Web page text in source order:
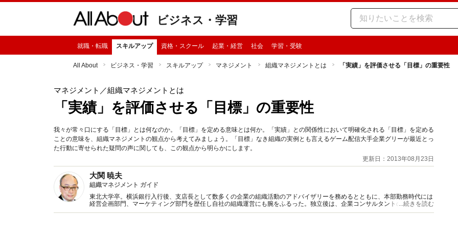
ビジネス・学習
就職・転職 スキルアップ 資格・スクール 起業・経営 社会 学習・受験
All About ビジネス・学習 スキルアップ マネジメント 組織マネジメントとは 「実績」を評価させる「目標」の重要性
マネジメント ／組織マネジメントとは
「実績」を評価させる「目標」の重要性
我々が常々口にする「目標」とは何なのか。「目標」を定める意味とは何か。「実績」との関係性において明確化される「目標」を定める
ことの意味を、組織マネジメントの観点から考えてみましょう。「目標」なき組織の実例とも言えるゲーム配信大手企業グリーが最近とっ
た行動に寄せられた疑問の声に関しても、この観点から明らかにします。
更新日：2013年08月23日
大関 暁夫
組織マネジメント ガイド
東北大学卒。横浜銀行入行後、支店長として数多くの企業の組織活動のアドバイザリーを務めるとともに、本部勤務時代には
経営企画部門、マーケティング部門を歴任し自社の組織運営にも腕をふるった。独立後は、企業コンサルタントの傍ら上場企
業役員として企業運営に携わる。
...続きを読む